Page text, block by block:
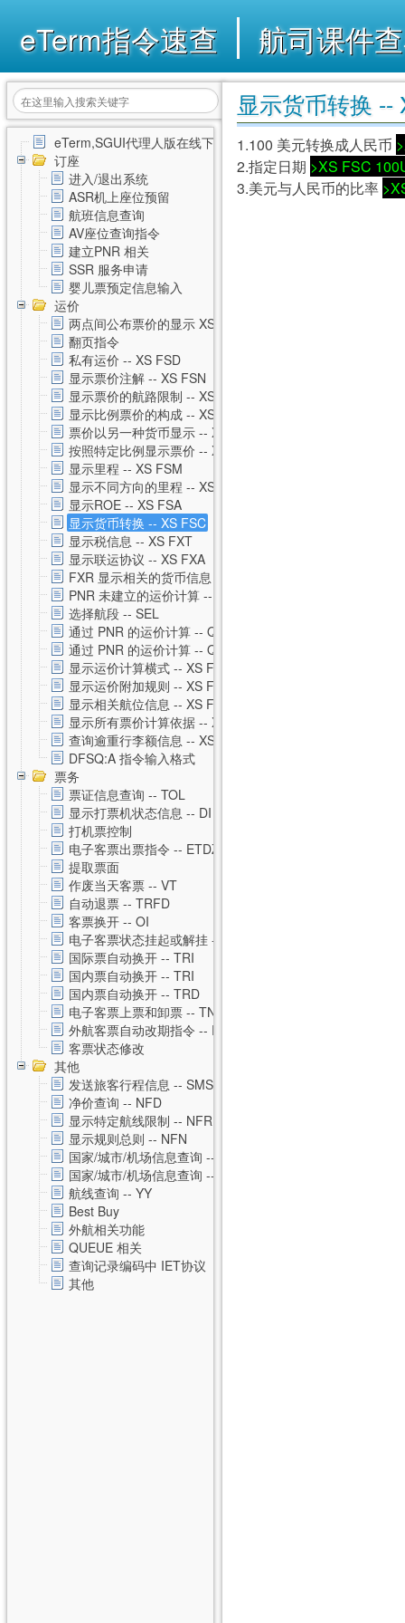
eTerm指令速查 航司课件
eTerm,SGUI代理人版在线下载
订座
进入/退出系统
ASR机上座位预留
航班信息查询
AV座位查询指令
建立PNR 相关
SSR 服务申请
婴儿票预定信息输入
运价
两点间公布票价的显示 XS FSD
翻页指令
私有运价 -- XS FSD
显示票价注解 -- XS FSN
显示票价的航路限制 -- XS FSL
显示比例票价的构成 -- XS FXH
票价以另一种货币显示 -- XS FXC
按照特定比例显示票价 -- XS FXM
显示里程 -- XS FSM
显示不同方向的里程 -- XS FSO
显示ROE -- XS FSA
显示货币转换 -- XS FSC
显示税信息 -- XS FXT
显示联运协议 -- XS FXA
FXR 显示相关的货币信息 -- XS FXR
PNR 未建立的运价计算 -- XS FSP
选择航段 -- SEL
通过 PNR 的运价计算 -- QTE
通过 PNR 的运价计算 -- QTE 私有运价
显示运价计算横式 -- XS FSQ
显示运价附加规则 -- XS FSG
显示相关航位信息 -- XS FSS
显示所有票价计算依据 -- XS FSU
查询逾重行李额信息 -- XS FSB
DFSQ:A 指令输入格式
票务
票证信息查询 -- TOL
显示打票机状态信息 -- DI
打机票控制
电子客票出票指令 -- ETDZ
提取票面
作废当天客票 -- VT
自动退票 -- TRFD
客票换开 -- OI
电子客票状态挂起或解挂 -- TSS
国际票自动换开 -- TRI
国内票自动换开 -- TRI
国内票自动换开 -- TRD
电子客票上票和卸票 -- TN
外航客票自动改期指令 -- RVAL
客票状态修改
其他
发送旅客行程信息 -- SMS
净价查询 -- NFD
显示特定航线限制 -- NFR
显示规则总则 -- NFN
国家/城市/机场信息查询 -- CNTZ
国家/城市/机场信息查询 -- CNTD
航线查询 -- YY
Best Buy
外航相关功能
QUEUE 相关
查询记录编码中 IET协议
其他
显示货币转换 --
1.100 美元转换成人民币
2.指定日期 >XS FSC
3.美元与人民币的比率